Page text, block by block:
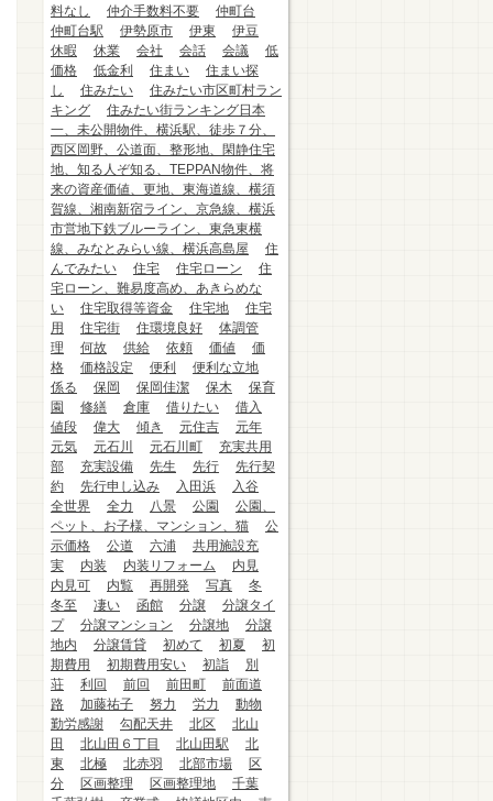
料なし
仲介手数料不要
仲町台
仲町台駅
伊勢原市 伊東
伊豆
休暇
休業 会社 会話 会議
低
価格
低金利 住まい
住まい探
し
住みたい
住みたい市区町村ラン
キング
住みたい街ランキング日本
一、未公開物件、横浜駅、徒歩７分、
西区岡野、公道面、整形地、閑静住宅
地、知る人ぞ知る、TEPPAN物件、将
来の資産価値、更地、東海道線、横須
賀線、湘南新宿ライン、京急線、横浜
市営地下鉄ブルーライン、東急東横
線、みなとみらい線、横浜高島屋
住
んでみたい
住宅 住宅ローン
住
宅ローン、難易度高め、あきらめな
い
住宅取得等資金 住宅地
住宅
用
住宅街 住環境良好
体調管
理
何故 供給 依頼 価値
価
格
価格設定 便利
便利な立地
係る
保岡 保岡佳潔 保木
保育
園
修繕 倉庫 借りたい
借入
値段
偉大 傾き 元住吉
元年
元気
元石川 元石川町
充実共用
部
充実設備 先生 先行
先行契
約
先行申し込み 入田浜
入谷
全世界
全力 八景 公園
公園、
ペット、お子様、マンション、猫
公
示価格
公道 六浦
共用施設充
実
内装 内装リフォーム
内見
内見可
内覧 再開発 写真
冬
冬至
凄い 函館 分譲
分譲タイ
プ
分譲マンション 分譲地
分譲
地内
分譲賃貸 初めて 初夏
初
期費用
初期費用安い 初詣
別
荘
利回 前回 前田町
前面道
路
加藤祐子 努力 労力
動物
勤労感謝
勾配天井 北区
北山
田
北山田６丁目 北山田駅
北
東
北極 北赤羽 北部市場
区
分
区画整理 区画整理地
千葉